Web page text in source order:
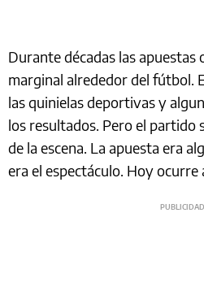
Durante décadas las apuestas
marginal alrededor del fútbol.
las quinielas deportivas y
los resultados. Pero el partido
de la escena. La apuesta era
era el espectáculo. Hoy